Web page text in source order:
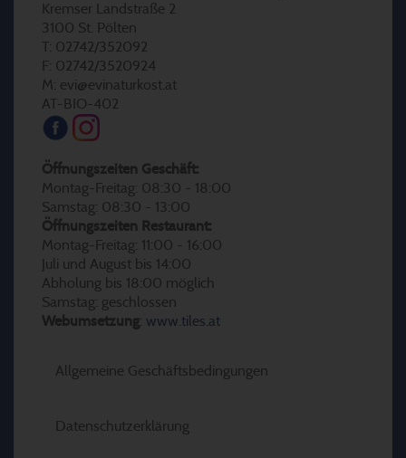
Kremser Landstraße 2
3100 St. Pölten
T: 02742/352092
F: 02742/3520924
M: evi@evinaturkost.at
AT-BIO-402
Öffnungszeiten Geschäft:
Montag-Freitag: 08:30 - 18:00
Samstag: 08:30 - 13:00
Öffnungszeiten Restaurant:
Montag-Freitag: 11:00 - 16:00
Juli und August bis 14:00
Abholung bis 18:00 möglich
Samstag: geschlossen
Webumsetzung: www.tiles.at
Allgemeine Geschäftsbedingungen
Datenschutzerklärung